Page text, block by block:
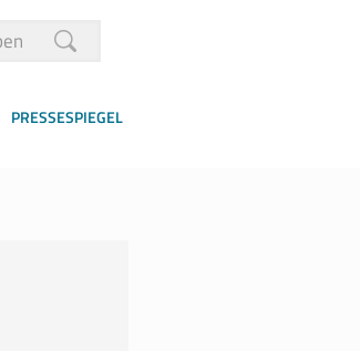
PRESSESPIEGEL